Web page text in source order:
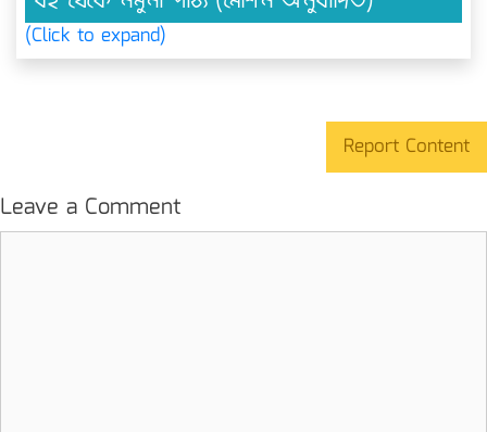
(Click to expand)
Report Content
Leave a Comment